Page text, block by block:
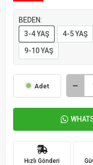
BEDEN:
3-4 YAŞ
4-5 YAŞ
9-10 YAŞ
Adet
Hızlı Gönderi